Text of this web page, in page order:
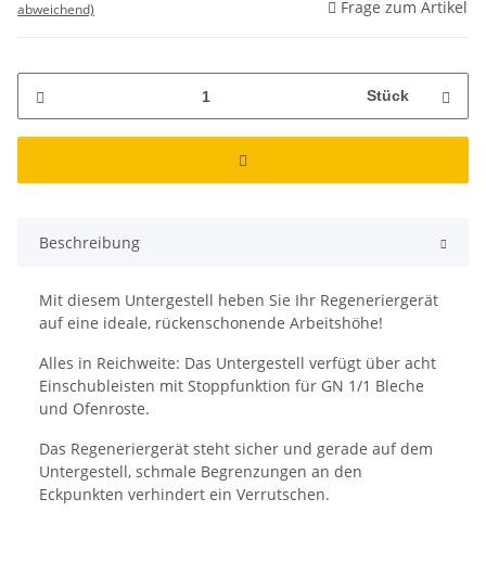
abweichend)
Frage zum Artikel
Stück
Beschreibung
Mit diesem Untergestell heben Sie Ihr Regeneriergerät
auf eine ideale, rückenschonende Arbeitshöhe!
Alles in Reichweite: Das Untergestell verfügt über acht
Einschubleisten mit Stoppfunktion für GN 1/1 Bleche
und Ofenroste.
Das Regeneriergerät steht sicher und gerade auf dem
Untergestell, schmale Begrenzungen an den
Eckpunkten verhindert ein Verrutschen.